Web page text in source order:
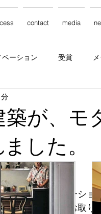
contact media
ベーション 受賞
が、モ
した。
た古民家リノベーショ
は、是非お手にお取り